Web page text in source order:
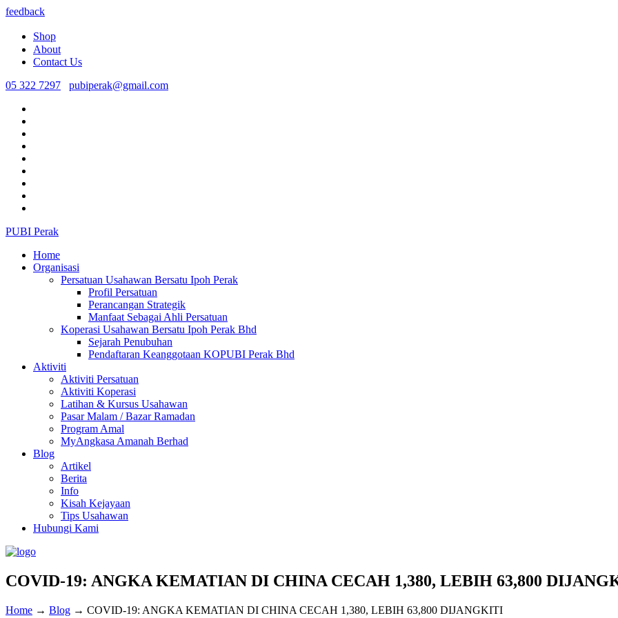
feedback
Shop
About
Contact Us
05 322 7297
pubiperak@gmail.com
PUBI Perak
Home
Organisasi
Persatuan Usahawan Bersatu Ipoh Perak
Profil Persatuan
Perancangan Strategik
Manfaat Sebagai Ahli Persatuan
Koperasi Usahawan Bersatu Ipoh Perak Bhd
Sejarah Penubuhan
Pendaftaran Keanggotaan KOPUBI Perak Bhd
Aktiviti
Aktiviti Persatuan
Aktiviti Koperasi
Latihan & Kursus Usahawan
Pasar Malam / Bazar Ramadan
Program Amal
MyAngkasa Amanah Berhad
Blog
Artikel
Berita
Info
Kisah Kejayaan
Tips Usahawan
Hubungi Kami
COVID-19: ANGKA KEMATIAN DI CHINA CECAH 1,380, LEBIH 63,800
Home → Blog → COVID-19: ANGKA KEMATIAN DI CHINA CECAH 1,380, LEBIH 63,800 DIJANGKITI